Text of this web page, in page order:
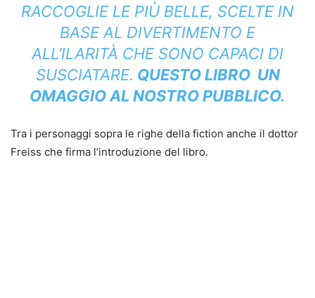
RACCOGLIE LE PIÙ BELLE, SCELTE IN
BASE AL DIVERTIMENTO E
ALL’ILARITÀ CHE SONO CAPACI DI
SUSCIATARE. QUESTO LIBRO UN
OMAGGIO AL NOSTRO PUBBLICO.
Tra i personaggi sopra le righe della fiction anche il dottor
Freiss che firma l’introduzione del libro.